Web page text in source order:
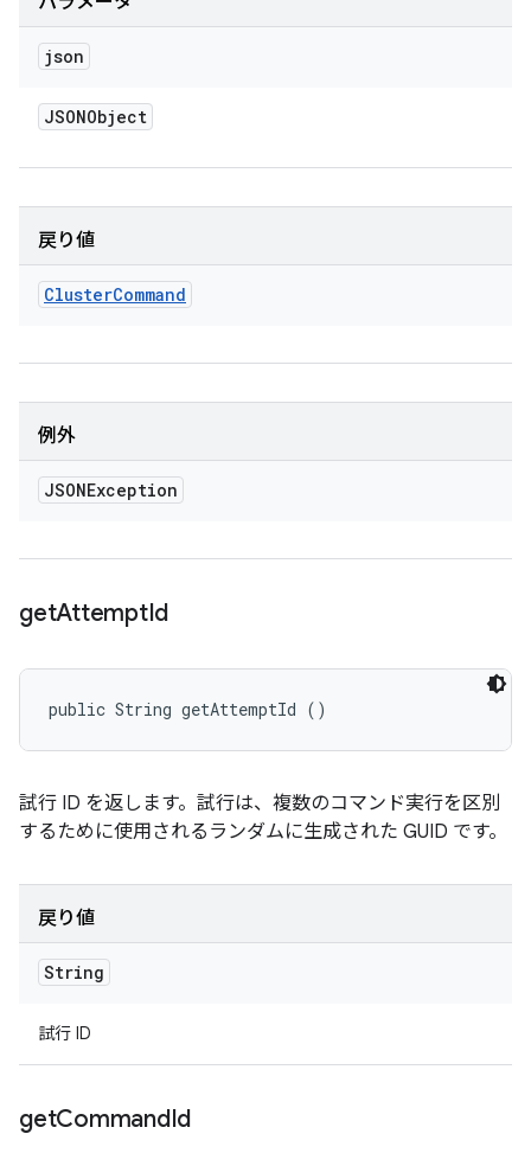
json
JSONObject
戻り値
ClusterCommand
例外
JSONException
getAttemptId
public String getAttemptId ()
試行 ID を返します。試行は、複数のコマンド実行を区別
するために使用されるランダムに生成された GUID です。
戻り値
String
試行 ID
getCommandId